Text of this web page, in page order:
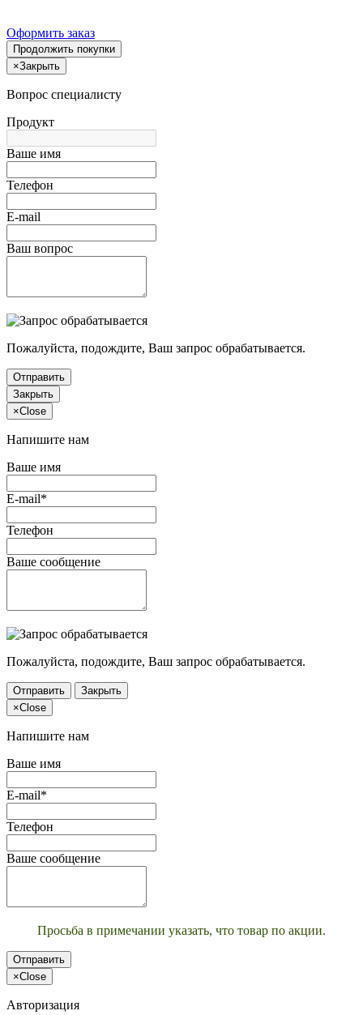
Оформить заказ
Продолжить покупки
×Закрыть
Вопрос специалисту
Продукт
Ваше имя
Телефон
E-mail
Ваш вопрос
Пожалуйста, подождите, Ваш запрос обрабатывается.
Отправить
Закрыть
×Close
Напишите нам
Ваше имя
E-mail*
Телефон
Ваше сообщение
Пожалуйста, подождите, Ваш запрос обрабатывается.
Отправить
Закрыть
×Close
Напишите нам
Ваше имя
E-mail*
Телефон
Ваше сообщение
Просьба в примечании указать, что товар по акции.
Отправить
×Close
Авторизация